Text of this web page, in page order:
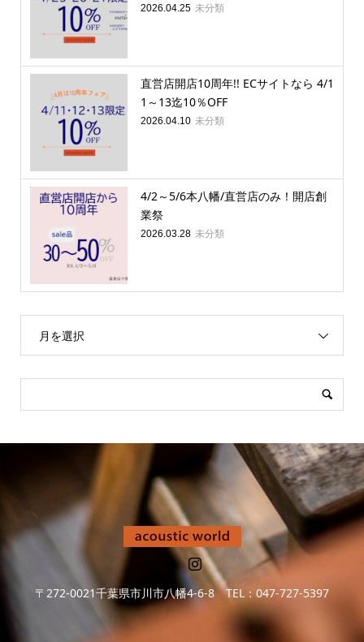
2026.04.25 未分類
直営店開店10周年!! ECサイトなら 4/1
1～13迄10％OFF
2026.04.10 未分類
4/2～5/6本八幡/直営店のみ！開店創
業祭
2026.03.28 未分類
月を選択
〒272-0021千葉県市川市八幡4-6-8 TEL：047-727-5397